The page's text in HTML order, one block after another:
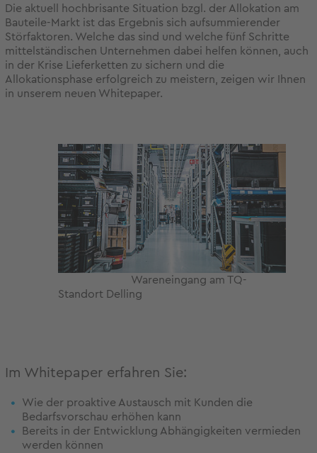
Die aktuell hochbrisante Situation bzgl. der Allokation am
Bauteile-Markt ist das Ergebnis sich aufsummierender
Störfaktoren. Welche das sind und welche fünf Schritte
mittelständischen Unternehmen dabei helfen können, auch
in der Krise Lieferketten zu sichern und die
Allokationsphase erfolgreich zu meistern, zeigen wir Ihnen
in unserem neuen Whitepaper.
Wareneingang am TQ-
Standort Delling
Im Whitepaper erfahren Sie:
Wie der proaktive Austausch mit Kunden die
Bedarfsvorschau erhöhen kann
Bereits in der Entwicklung Abhängigkeiten vermieden
werden können